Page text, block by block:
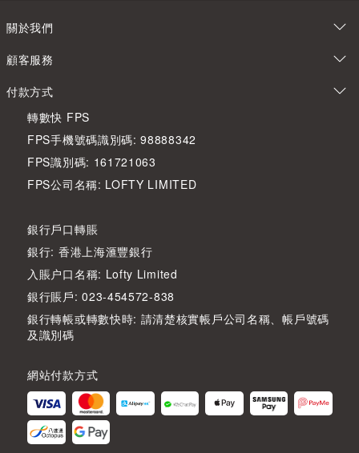
關於我們
顧客服務
付款方式
轉數快 FPS
FPS手機號碼識別碼: 98888342
FPS識別碼: 161721063
FPS公司名稱: LOFTY LIMITED
銀行戶口轉賬
銀行: 香港上海滙豐銀行
入賬户口名稱: Lofty Limited
銀行賬戶: 023-454572-838
銀行轉帳或轉數快時: 請清楚核實帳戶公司名稱、帳戶號碼
及識別碼
網站付款方式